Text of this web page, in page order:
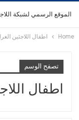
الموقع الرسمي لشبكة
Home اطفال اللاجئين
تصفح الوسم
اطفال